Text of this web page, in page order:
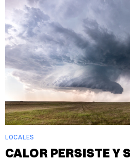
LOCALES
CALOR PERSISTE Y